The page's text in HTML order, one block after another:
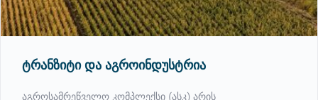
ტრანზიტი და აგროინდუსტრია
აგროსამრეწველო კომპლექსი (ასკ) არის